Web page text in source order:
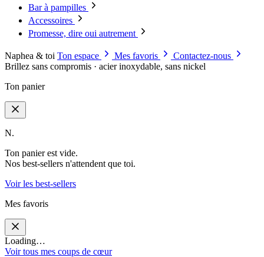
Bar à pampilles
Accessoires
Promesse, dire oui autrement
Naphea & toi Ton espace Mes favoris
Contactez-nous
Brillez sans compromis · acier inoxydable, sans nickel
Ton panier
N.
Ton panier est vide.
Nos best-sellers n'attendent que toi.
Voir les best-sellers
Mes favoris
Loading…
Voir tous mes coups de cœur